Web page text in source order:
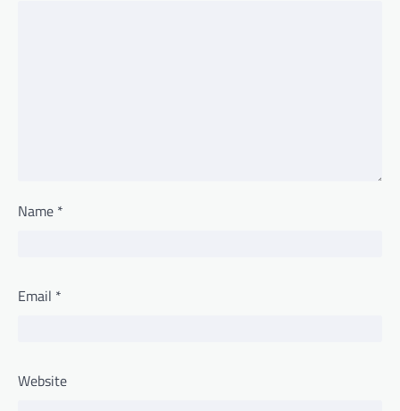
Name *
Email *
Website